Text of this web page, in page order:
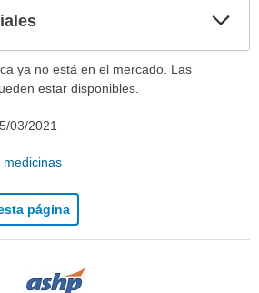
ya no está en el mercado. Las
estar disponibles.
03/2021
medicinas
página